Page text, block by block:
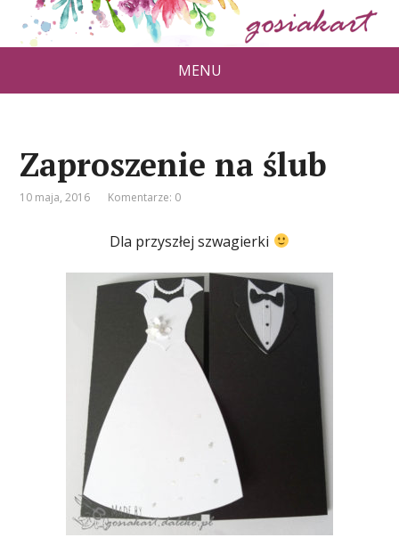
MENU
Zaproszenie na ślub
10 maja, 2016 Komentarze: 0
Dla przyszłej szwagierki